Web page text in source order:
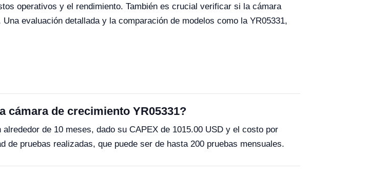
operativos y el rendimiento. También es crucial verificar si la cámara
evaluación detallada y la comparación de modelos como la YR05331,
cámara de crecimiento YR05331?
de 10 meses, dado su CAPEX de 1015.00 USD y el costo por
de pruebas realizadas, que puede ser de hasta 200 pruebas mensuales.